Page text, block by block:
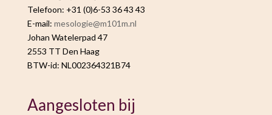
Telefoon: +31 (0)6-53 36 43 43
E-mail: mesologie@m101m.nl
Johan Watelerpad 47
2553 TT Den Haag
BTW-id: NL002364321B74
Aangesloten bij